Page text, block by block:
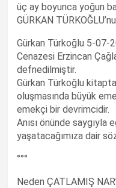
üç ay boyunca yoğun
GÜRKAN
Gürkan Türkoğlu 5-07-
Cenazesi Erzincan
defnedilmiştir.
Gürkan Türkoğlu
oluşmasında büyük
emekçi bir devrimcidir.
Anısı önünde saygıyla
yaşatacağımıza dair
°°°
Neden ÇATLAMIŞ